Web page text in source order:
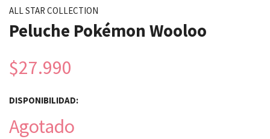
ALL STAR COLLECTION
Peluche Pokémon Wooloo
$27.990
DISPONIBILIDAD:
Agotado